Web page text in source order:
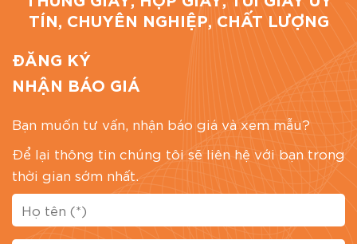
TÍN, CHUYÊN NGHIỆP, CHẤT LƯỢNG
ĐĂNG KÝ
NHẬN BÁO GIÁ
Bạn muốn tư vấn, nhận báo giá và xem mẫu?
Để lại thông tin chúng tôi sẽ liên hệ với bạn trong
thời gian sớm nhất.